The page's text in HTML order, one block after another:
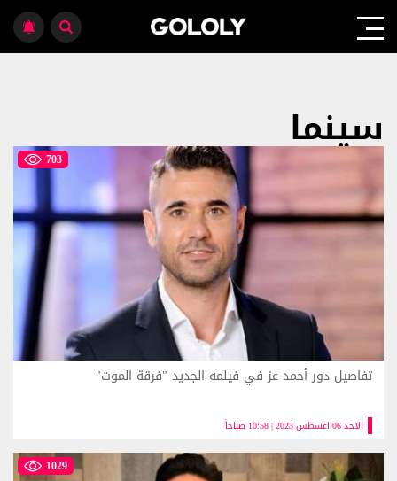
سينما
703
الاحد 06 اغسطس 2023 | 10:58 صباحاً
تفاصيل دور أحمد عز في فيلمه الجديد "فرقة الموت"
1029